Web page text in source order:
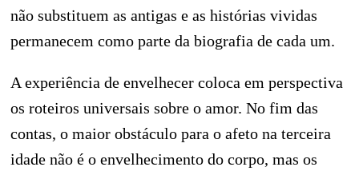
não substituem as antigas e as histórias vividas
permanecem como parte da biografia de cada um.
A experiência de envelhecer coloca em perspectiva
os roteiros universais sobre o amor. No fim das
contas, o maior obstáculo para o afeto na terceira
idade não é o envelhecimento do corpo, mas os